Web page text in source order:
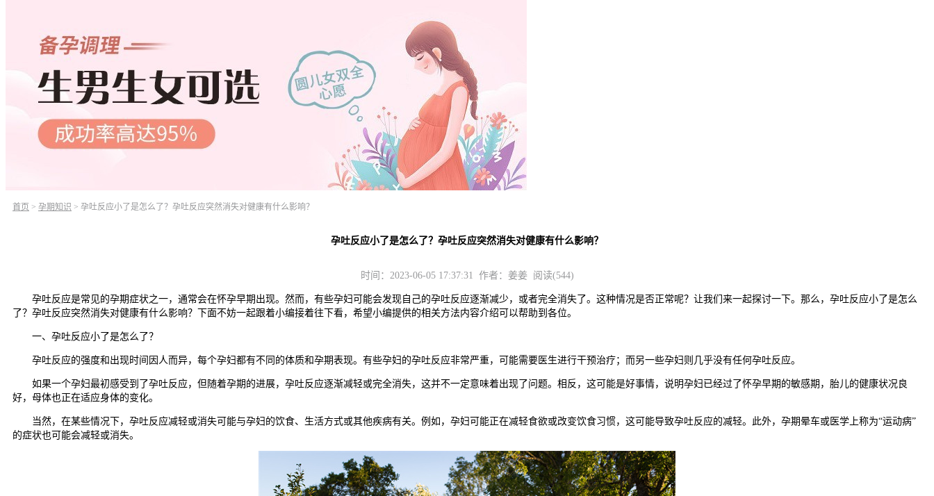
首页 > 孕期知识 > 孕吐反应小了是怎么了？孕吐反应突然消失对健康有什么影响？
孕吐反应小了是怎么了？孕吐反应突然消失对健康有什么影响？
时间：2023-06-05 17:37:31 作者：姜姜 阅读(544)
孕吐反应是常见的孕期症状之一，通常会在怀孕早期出现。然而，有些孕妇可能会发现自己的孕吐反应逐渐减少，或者完全消失了。这种情况是否正常呢？让我们来一起探讨一下。那么，孕吐反应小了是怎么
了？孕吐反应突然消失对健康有什么影响？下面不妨一起跟着小编接着往下看，希望小编提供的相关方法内容介绍可以帮助到各位。
一、孕吐反应小了是怎么了？
孕吐反应的强度和出现时间因人而异，每个孕妇都有不同的体质和孕期表现。有些孕妇的孕吐反应非常严重，可能需要医生进行干预治疗；而另一些孕妇则几乎没有任何孕吐反应。
如果一个孕妇最初感受到了孕吐反应，但随着孕期的进展，孕吐反应逐渐减轻或完全消失，这并不一定意味着出现了问题。相反，这可能是好事情，说明孕妇已经过了怀孕早期的敏感期，胎儿的健康状况良
好，母体也正在适应身体的变化。
当然，在某些情况下，孕吐反应减轻或消失可能与孕妇的饮食、生活方式或其他疾病有关。例如，孕妇可能正在减轻食欲或改变饮食习惯，这可能导致孕吐反应的减轻。此外，孕期晕车或医学上称为“运动病”
的症状也可能会减轻或消失。